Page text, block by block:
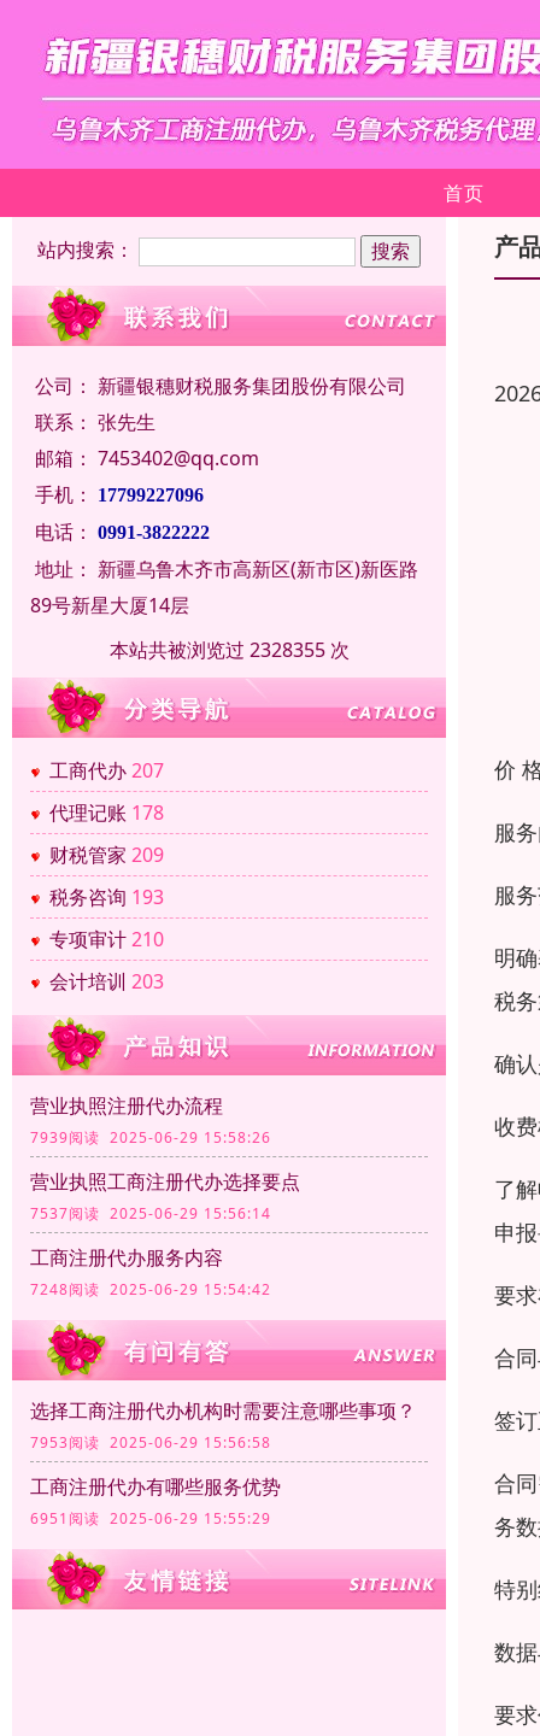
首页
站内搜索：
公司： 新疆银穗财税服务集团股份有限公司
联系： 张先生
邮箱： 7453402@qq.com
手机：
17799227096
电话： 0991-3822222
地址： 新疆乌鲁木齐市高新区(新市区)新医路
89号新星大厦14层
本站共被浏览过 2328355 次
工商代办207
代理记账 178
财税管家 209
税务咨询 193
专项审计210
会计培训 203
营业执照注册代办流程
7939阅读 2025-06-29 15:58:26
营业执照工商注册代办选择要点
7537阅读 2025-06-29 15:56:14
工商注册代办服务内容
7248阅读 2025-06-29 15:54:42
选择工商注册代办机构时需要注意哪些事项？
7953阅读 2025-06-29 15:56:58
工商注册代办有哪些服务优势
6951阅读 2025-06-29 15:55:29
产
价
服
服
明
税
确
收
了
申
要
合
签
合
务
特
数
要